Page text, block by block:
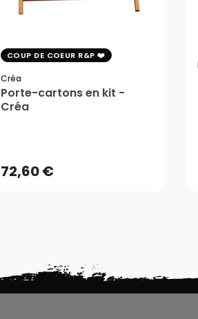
COUP DE COEUR R&P
Créa
Porte-cartons en kit -
Créa
72,60 €AJOUTER AU PANIER